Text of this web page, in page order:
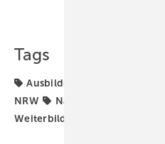
Tags
Ausbildung
NRW
Nachwuchskräfte
Weiterbildung